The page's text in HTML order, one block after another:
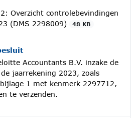
Overzicht controlebevindingen
(DMS 2298009)
48 KB
Accountants B.V. inzake de
jaarrekening 2023, zoals
1 met kenmerk 2297712,
te verzenden.